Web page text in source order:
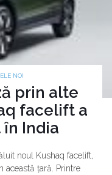
NOI
prin alte
facelift a
India
noul Kushaq facelift,
această țară. Printre